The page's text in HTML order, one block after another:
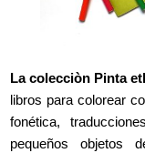
La colecciòn Pinta
libros para colorear
fonética,
pequeños objetos